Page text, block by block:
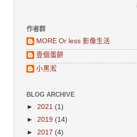
作者群
MORE Or less 影像生活
壹個蛋餅
小黑淞
BLOG ARCHIVE
► 2021 (1)
► 2019 (14)
► 2017 (4)